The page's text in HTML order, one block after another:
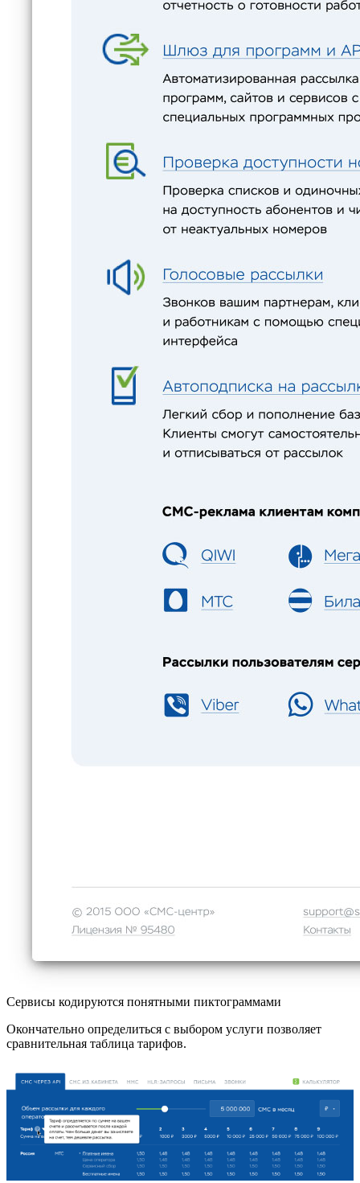
Сервисы кодируются понятными пиктограммами
Окончательно определиться с выбором услуги позволяет
сравнительная таблица тарифов.